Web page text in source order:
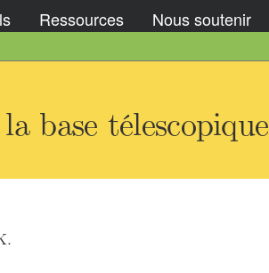
Ressources Nous soutenir
base